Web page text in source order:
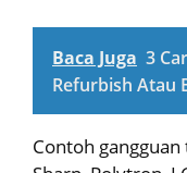
Baca Juga 3
Refurbish Atau
Contoh